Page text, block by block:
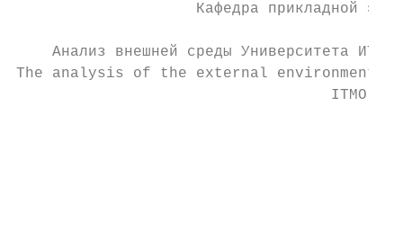
Кафедра прикладной
    Анализ внешней среды Университета ИТМО.
The analysis of the external environment
                                   ITMO